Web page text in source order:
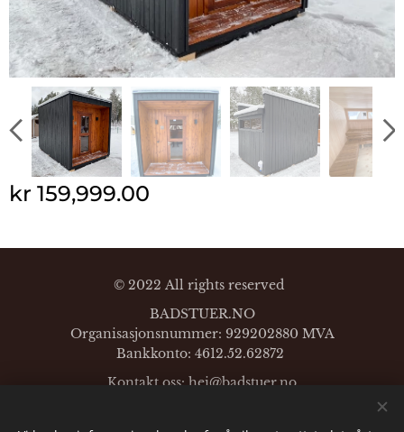
kr 159,999.00
© 2022 All rights reserved
BADSTUER.NO
Organisasjonsnummer: 929202880 MVA
Bankkonto: 4612.52.62872
Kontakt oss: hei@badstuer.no